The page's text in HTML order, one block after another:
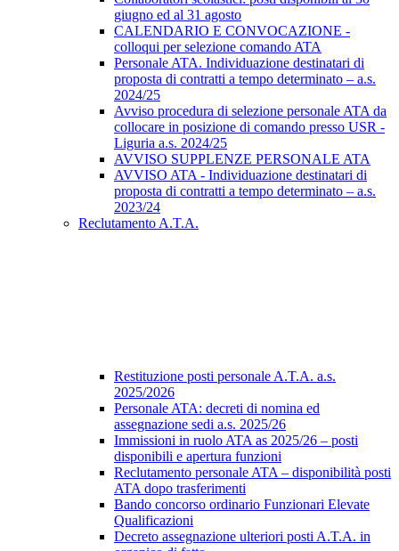
giugno ed al 31 agosto
CALENDARIO E CONVOCAZIONE -
colloqui per selezione comando ATA
Personale ATA. Individuazione destinatari di
proposta di contratti a tempo determinato – a.s.
2024/25
Avviso procedura di selezione personale ATA da
collocare in posizione di comando presso USR -
Liguria a.s. 2024/25
AVVISO SUPPLENZE PERSONALE ATA
AVVISO ATA - Individuazione destinatari di
proposta di contratti a tempo determinato – a.s.
2023/24
Reclutamento A.T.A.
Restituzione posti personale A.T.A. a.s.
2025/2026
Personale ATA: decreti di nomina ed
assegnazione sedi a.s. 2025/26
Immissioni in ruolo ATA as 2025/26 – posti
disponibili e apertura funzioni
Reclutamento personale ATA – disponibilità posti
ATA dopo trasferimenti
Bando concorso ordinario Funzionari Elevate
Qualificazioni
Decreto assegnazione ulteriori posti A.T.A. in